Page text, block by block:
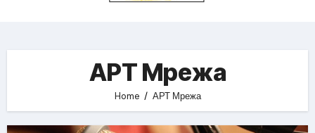
АРТ Мрежа
Home АРТ Мрежа